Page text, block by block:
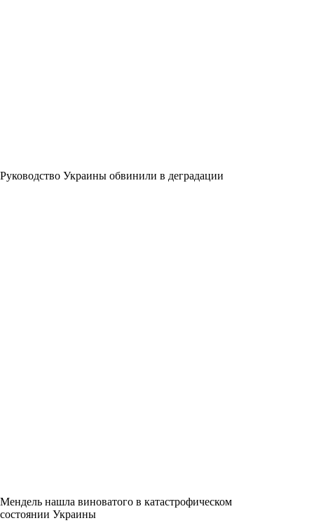
Руководство Украины обвинили в деградации
Мендель нашла виноватого в катастрофическом
состоянии Украины